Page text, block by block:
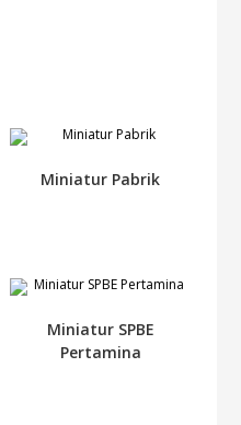
Miniatur Pabrik
Miniatur SPBE
Pertamina